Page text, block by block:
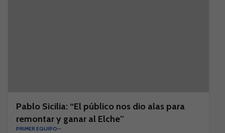
Pablo Sicilia: “El público nos dio alas para
remontar y ganar al Elche”
PRIMER EQUIPO